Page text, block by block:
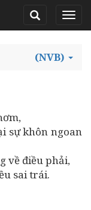
(NVB)
khôn ngoan
về điều phải,
sai trái.